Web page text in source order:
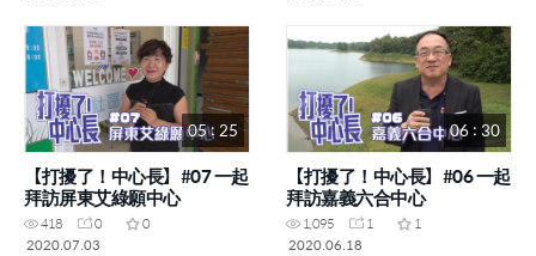
05 : 25
【打擾了！中心長】#07 一起
拜訪屏東艾綠願中心
418 0
0
2020.07.03
06 : 30
【打擾了！中心長】#06 一起
拜訪嘉義六合中心
1,095 1
1
2020.06.18